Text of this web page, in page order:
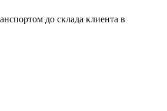
до склада клиента в